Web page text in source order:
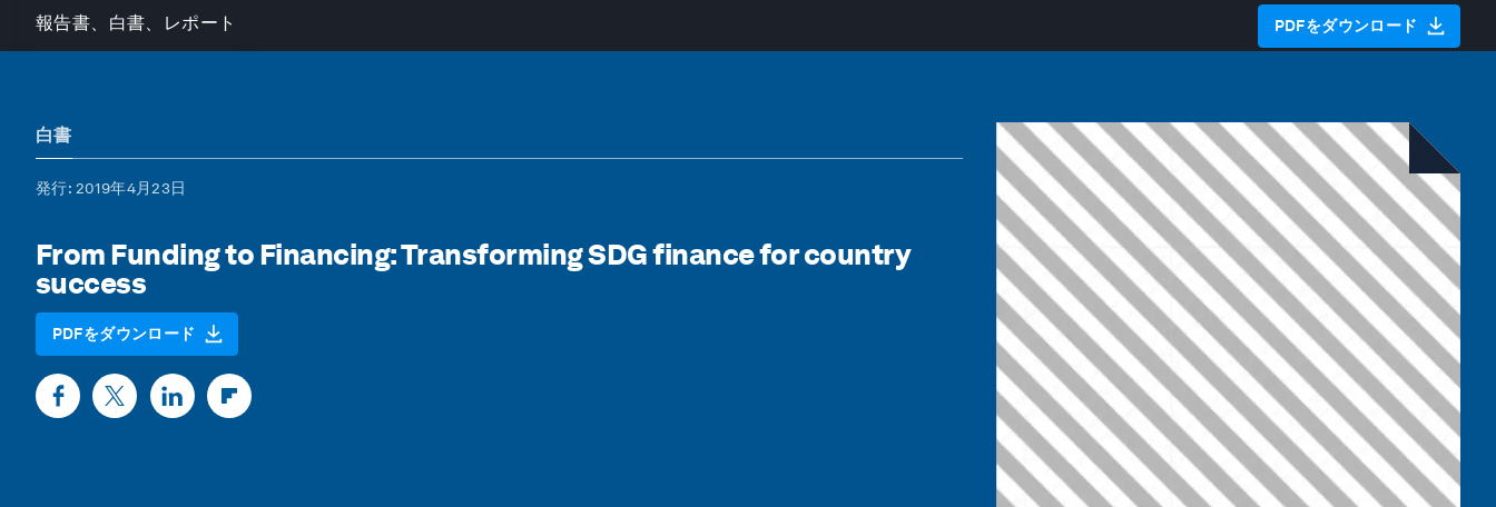
報告書、白書、レポート PDFをダウンロード
白書
発行: 2019年4月23日
From Funding to Financing: Transforming SDG finance for country
success
PDFをダウンロード